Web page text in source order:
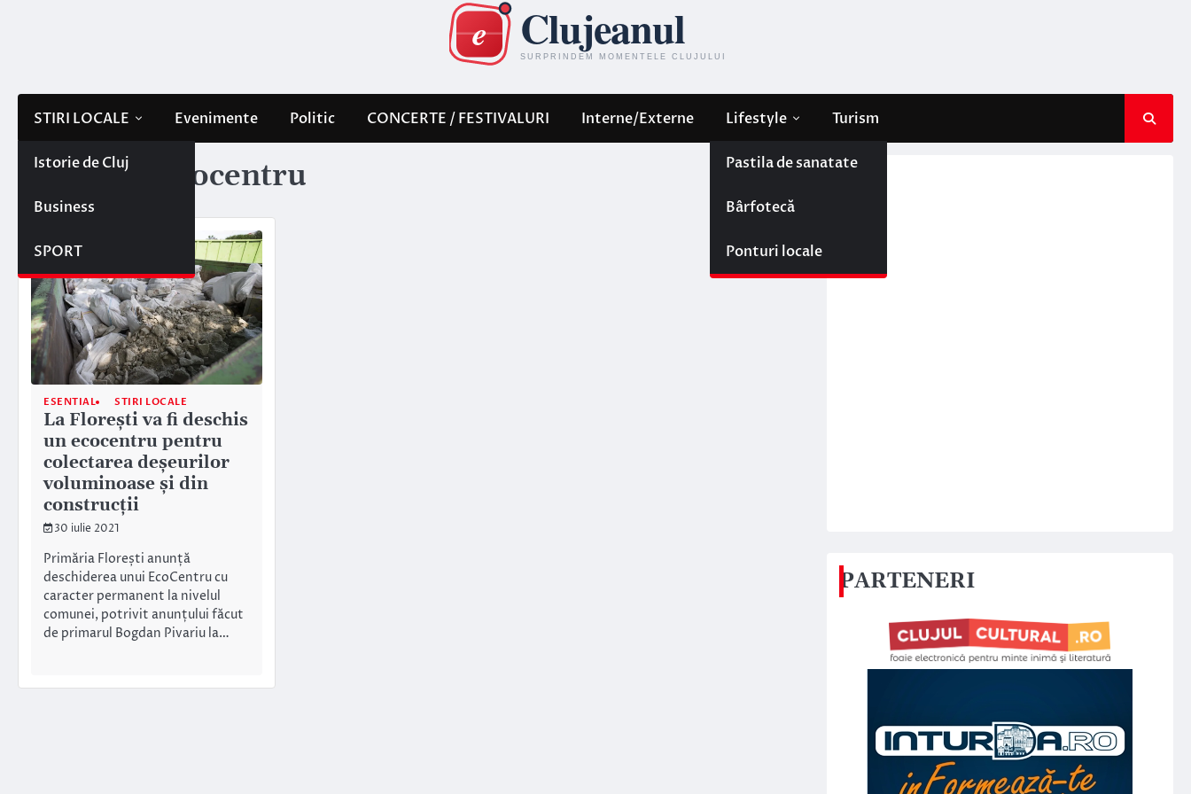
STIRI LOCALE
Istorie de Cluj
Business
SPORT
Evenimente Politic CONCERTE / FESTIVALURI Interne/Externe Lifestyle
Pastila de sanatate
Bârfotecă
Ponturi locale
Turism
Etichetă: ecocentru
ESENTIAL STIRI LOCALE
La Florești va fi deschis
un ecocentru pentru
colectarea deșeurilor
voluminoase și din
construcții
30 iulie 2021
Primăria Florești anunță
deschiderea unui EcoCentru cu
caracter permanent la nivelul
comunei, potrivit anunțului făcut
de primarul Bogdan Pivariu la…
PARTENERI